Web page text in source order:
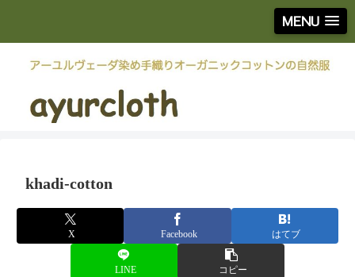
MENU
khadi-cotton
X Facebook はてブ
LINE コピー